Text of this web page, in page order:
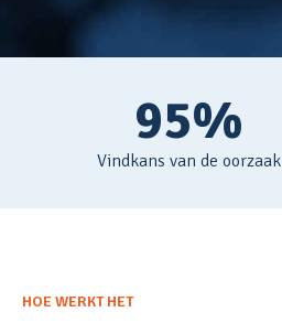
95%
Vindkans van de oorzaak
HOE WERKT HET